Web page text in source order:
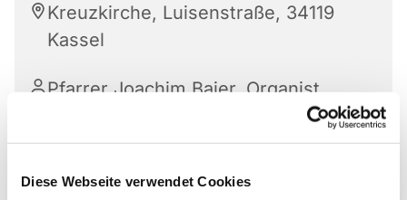
Diese Webseite verwendet Cookies
Kreuzkirche, Luisenstraße, 34119
Kassel
Pfarrer Joachim Baier, Organist